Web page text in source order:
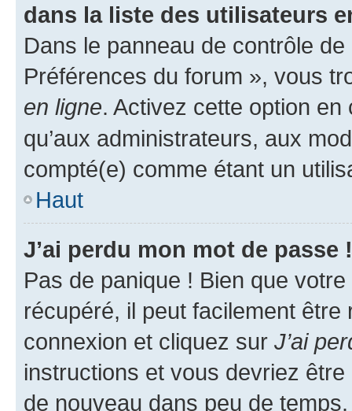
dans la liste des utilisateurs
Dans le panneau de contrôle
Préférences du forum », vous
en ligne. Activez cette option
qu’aux administrateurs, aux
compté(e) comme étant un
Haut
J’ai perdu mon mot de passe !
Pas de panique ! Bien que
récupéré, il peut facilement
connexion et cliquez sur J’ai
instructions et vous devriez
de nouveau dans peu de temps.